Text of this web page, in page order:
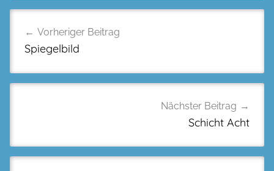
Vorheriger Beitrag
Spiegelbild
Nächster Beitrag
Schicht Acht